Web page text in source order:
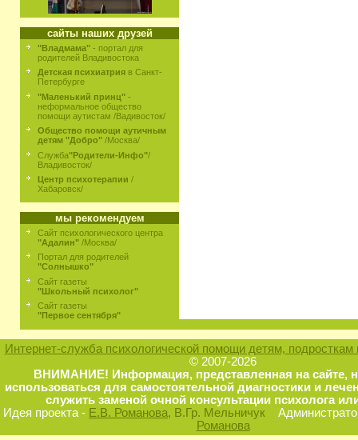
сайты наших друзей
"Владмама" - портал для
родителей Владивостока
Детская психиатрия в Санкт-
Петербурге
"Маленький принц" -
неформальное общество
помощи аутистам /Вадивосток/
Общество помощи аутичным
детям "Добро" /Москва/
Служба"Родители-Инфо"/
Владивосток/
Центр психотерапии /
Хабаровск/
мы рекомендуем
Сайт психологического центра
"Адалин" /Москва/
Портал для родителей
"Солнышко"
Сайт газеты
"Школьный психолог"
Сайт газеты
"Первое сентября"
Интернет-служба психологической помощи детям, подросткам
© 2007-2026
ВНИМАНИЕ! Информация, представленная на сайте,
использоваться для самостоятельной диагностики и
служить заменой очной консультации психолога
Идея проекта - Е.В. Романова, В.Гр. Мельничук
Романова